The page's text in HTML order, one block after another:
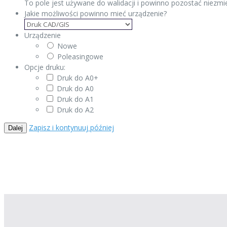
To pole jest używane do walidacji i powinno pozostać
Jakie możliwości powinno mieć urządzenie?
Urządzenie
Nowe
Poleasingowe
Opcje druku:
Druk do A0+
Druk do A0
Druk do A1
Druk do A2
Zapisz i kontynuuj później